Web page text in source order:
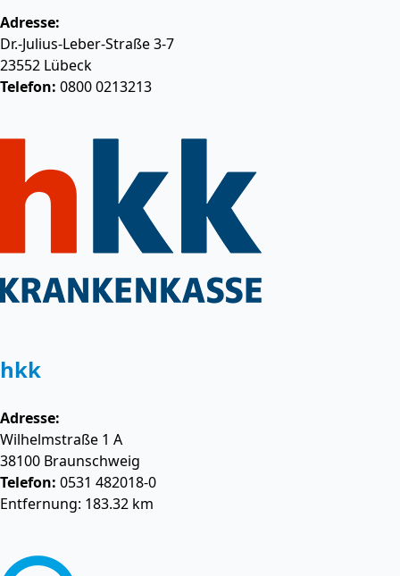
Adresse:
Dr.-Julius-Leber-Straße 3-7
23552 Lübeck
Telefon: 0800 0213213
hkk
Adresse:
Wilhelmstraße 1 A
38100 Braunschweig
Telefon: 0531 482018-0
Entfernung: 183.32 km